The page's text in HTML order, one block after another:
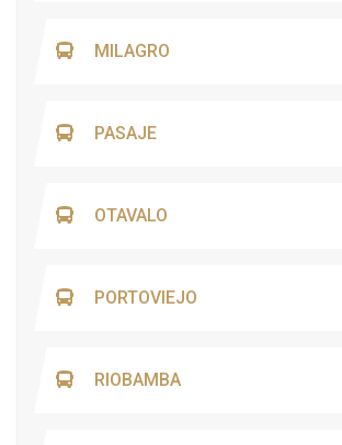
MILAGRO
PASAJE
OTAVALO
PORTOVIEJO
RIOBAMBA